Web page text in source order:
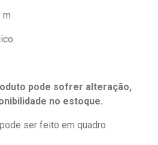
m
pode sofrer alteração,
no estoque.
ser feito em quadro